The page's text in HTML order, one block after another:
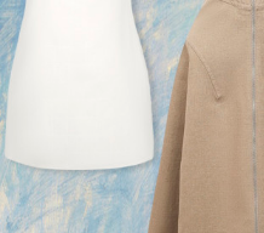
Знакомьтесь,